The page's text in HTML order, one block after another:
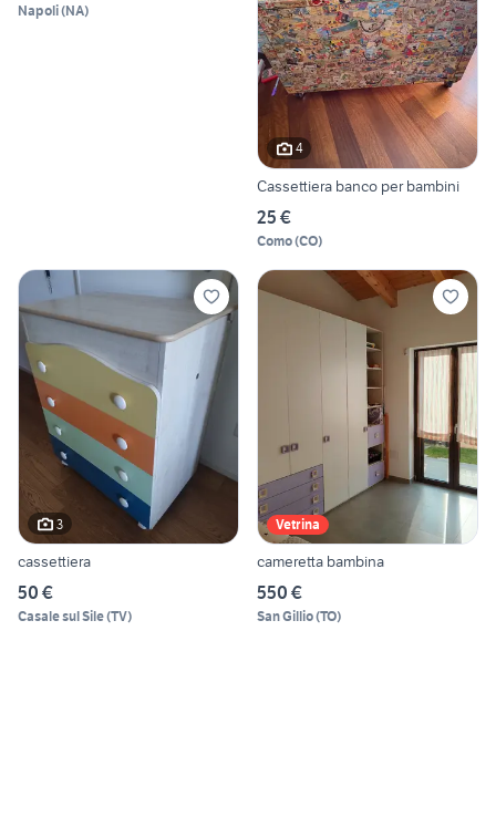
Napoli(NA)
4
Cassettiera banco per bambini
25 €
Como(CO)
3
cassettiera
50 €
Casale sul Sile(TV)
Vetrina
cameretta bambina
550 €
San Gillio(TO)